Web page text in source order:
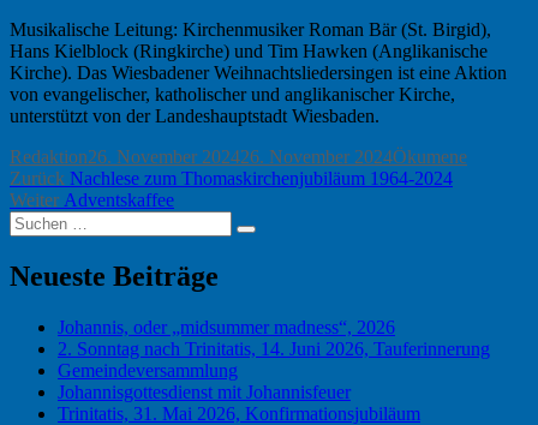
Musikalische Leitung: Kirchenmusiker Roman Bär (St. Birgid),
Hans Kielblock (Ringkirche) und Tim Hawken (Anglikanische
Kirche). Das Wiesbadener Weihnachtsliedersingen ist eine Aktion
von evangelischer, katholischer und anglikanischer Kirche,
unterstützt von der Landeshauptstadt Wiesbaden.
Autor
RedaktionVeröffentlicht
am
26. November 202426. November 2024Kategorien
Ökumene
Beitragsnavigation
Zurück Vorheriger
Beitrag:
Nachlese zum Thomaskirchenjubiläum 1964-2024
Weiter Nächster
Beitrag:
Adventskaffee
Suchen
nach:
Suchen
Neueste Beiträge
Johannis, oder „midsummer madness“, 2026
2. Sonntag nach Trinitatis, 14. Juni 2026, Tauferinnerung
Gemeindeversammlung
Johannisgottesdienst mit Johannisfeuer
Trinitatis, 31. Mai 2026, Konfirmationsjubiläum